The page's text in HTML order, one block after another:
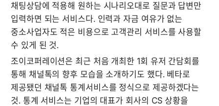
채팅상담에 적용해 원하는 시나리오대로 질문과 답변만
입력하면 되는 서비스다. 인력과 자금 여유가 없는
중소사업자도 적은 비용으로 고객관리 서비스를 사용할
수 있게 된 것.
조이코퍼레이션은 최근 처음 개최한 1회 유저 간담회를
통해 채널톡의 향후 모습을 소개하기도 했다. 베타로
제공됐던 채널톡 통계서비스를 정식으로 제공하겠다는
것. 통계 서비스는 기업의 대표가 회사의 CS 상황을